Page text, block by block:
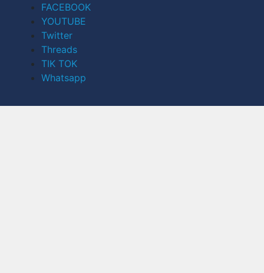
FACEBOOK
YOUTUBE
Twitter
Threads
TIK TOK
Whatsapp